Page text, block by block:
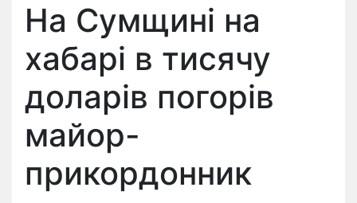
На Сумщині на
хабарі в тисячу
доларів погорів
майор-
прикордонник